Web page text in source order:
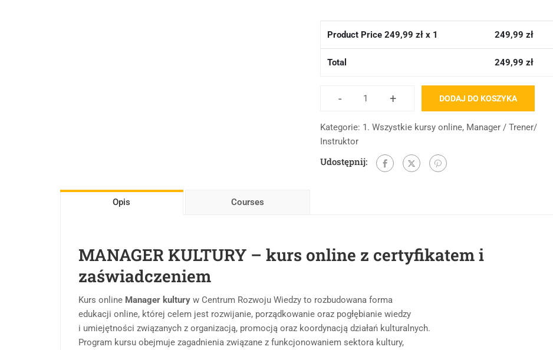
Product Price 249,99 zł x 1 249,99 zł
Total 249,99 zł
- + DODAJ DO KOSZYKA
Kategorie: 1. Wszystkie kursy online, Manager / Trener/
Instruktor
Udostępnij:
Opis Courses
MANAGER KULTURY – kurs online z certyfikatem i
zaświadczeniem
Kurs online Manager kultury w Centrum Rozwoju Wiedzy to rozbudowana forma
edukacji online, której celem jest rozwijanie, porządkowanie oraz pogłębianie wiedzy
i umiejętności związanych z organizacją, promocją oraz koordynacją działań kulturalnych.
Program kursu obejmuje zagadnienia związane z funkcjonowaniem sektora kultury,